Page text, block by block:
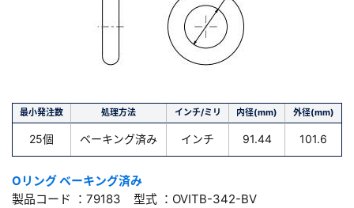
最小発注数 処理方法 インチ/ミリ 内径(mm) 外径(mm)
25個 ベーキング済み インチ 91.44 101.6
Oリング ベーキング済み
製品コード ：79183 型式 ：OVITB-342-BV